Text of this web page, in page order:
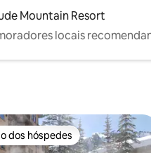
Mountain Resort
locais
dos hóspedes
dos hóspedes